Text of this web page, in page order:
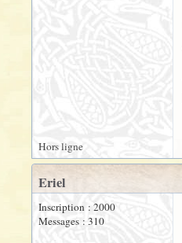
Hors ligne
Eriel
Inscription : 2000
Messages : 310